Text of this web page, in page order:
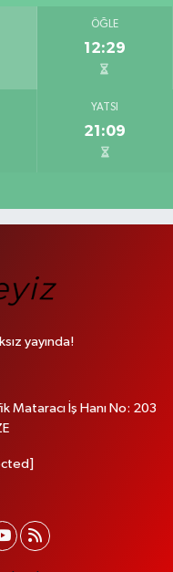
ÖĞLE
12:29
YATSI
21:09
yayında!
Mataracı İş Hanı No: 203